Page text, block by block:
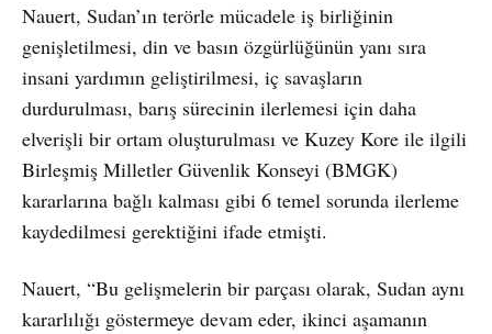
Nauert, Sudan’ın terörle mücadele iş birliğinin
genişletilmesi, din ve basın özgürlüğünün yanı sıra
insani yardımın geliştirilmesi, iç savaşların
durdurulması, barış sürecinin ilerlemesi için daha
elverişli bir ortam oluşturulması ve Kuzey Kore ile ilgili
Birleşmiş Milletler Güvenlik Konseyi (BMGK)
kararlarına bağlı kalması gibi 6 temel sorunda ilerleme
kaydedilmesi gerektiğini ifade etmişti.
Nauert, “Bu gelişmelerin bir parçası olarak, Sudan aynı
kararlılığı göstermeye devam eder, ikinci aşamanın